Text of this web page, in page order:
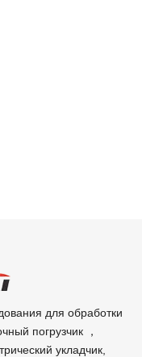
для обработки
погрузчик ，
укладчик,